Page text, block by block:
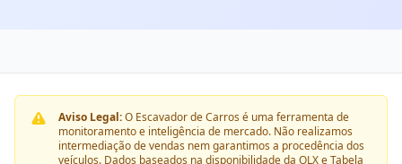
Aviso Legal:O Escavador de Carros é uma ferramenta de
monitoramento e inteligência de mercado. Não realizamos
intermediação de vendas nem garantimos a procedência dos
veículos. Dados baseados na disponibilidade da OLX e Tabela